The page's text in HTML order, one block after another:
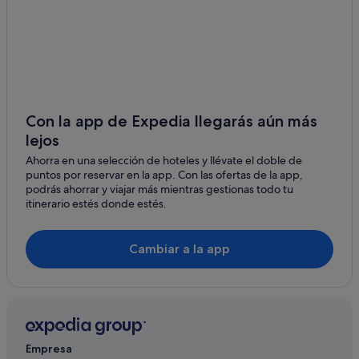
Hoteles cerca de Estatua de Cristóbal Colón
Nh Hotels en Mazagón
Hoteles cerca de Muelle de la Carabelas
Punta Umbría hoteles
Barcelo hoteles en Mazagón
Apartoteles en Punta Umbría
Hoteles de golf en Palos de la Frontera
Hoteles con todo incluido en Provincia de Huelva
Mazagón hoteles
Con la app de Expedia llegarás aún más
lejos
Ahorra en una selección de hoteles y llévate el doble de
puntos por reservar en la app. Con las ofertas de la app,
podrás ahorrar y viajar más mientras gestionas todo tu
itinerario estés donde estés.
Cambiar a la app
Empresa